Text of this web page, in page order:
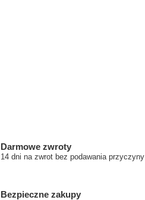
Darmowe zwroty
14 dni na zwrot bez podawania przyczyny
Bezpieczne zakupy